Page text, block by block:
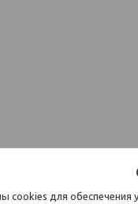
cookies для обеспечения